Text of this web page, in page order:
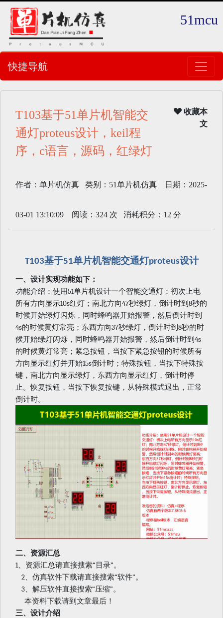
51mcu
快捷导航
T103基于51单片机智能交
通灯proteus设计，keil程
序，c语言，源码，红绿灯
收藏本
文
作者：单片机仿真 类别：51单片机仿真 日期：2025-
03-01 13:10:09 阅读：324 次 消耗积分：12 分
T103基于51单片机智能交通灯proteus设计
一、设计实现功能如下：
功能介绍：使用51单片机设计一个智能交通灯：初次上电
所有方向显示10s红灯；南北方向47秒绿灯，倒计时到 8秒的
时候开始绿灯闪烁，同时蜂鸣器开始报警，然后倒计时到
4s的时候黄灯常亮；东西方向37秒绿灯，倒计时到 8秒的时
候开始绿灯闪烁，同时蜂鸣器开始报警，然后倒计时到 4s
的时候黄灯常亮；紧急按钮，当按下紧急按钮的时候所有
方向显示红灯并开始15s倒计时；特殊按钮，当按下特殊按
键，南北方向显示绿灯，东西方向显示红灯，倒计时停
止。恢复按钮，当按下恢复按键，从特殊模式退出，正常
倒计时。
二、资源汇总
1、资源汇总请直接搜索“ 目录”。
2、仿真软件下载请直接搜索“软件”。
3、解压软件直接搜索“压缩”。
本资料下载请到文章最后！
三、设计介绍